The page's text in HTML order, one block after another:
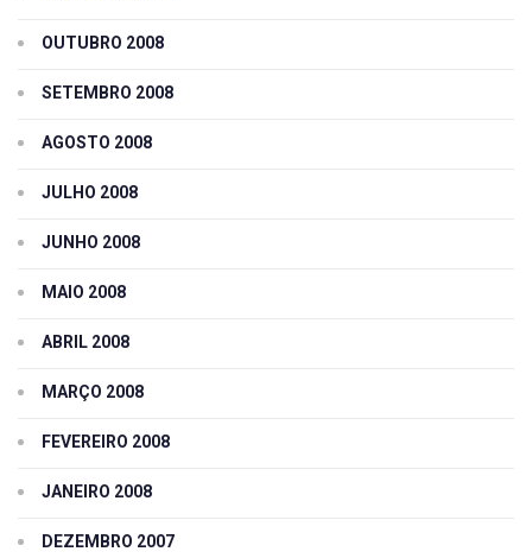
OUTUBRO 2008
SETEMBRO 2008
AGOSTO 2008
JULHO 2008
JUNHO 2008
MAIO 2008
ABRIL 2008
MARÇO 2008
FEVEREIRO 2008
JANEIRO 2008
DEZEMBRO 2007